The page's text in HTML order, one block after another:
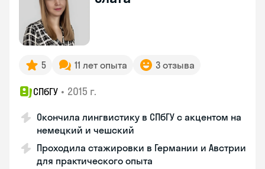
5 11 лет опыта 3 отзыва
СПбГУ • 2015 г.
Окончила лингвистику в СПбГУ с акцентом на
немецкий и чешский
Проходила стажировки в Германии и Австрии
для практического опыта